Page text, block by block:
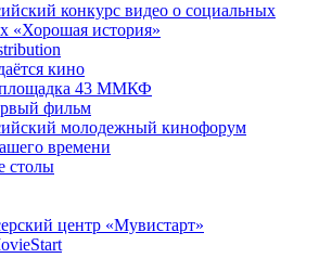
конкурс видео о социальных
«Хорошая история»
кино
площадка 43 ММКФ
фильм
молодежный кинофорум
времени
столы
центр «Мувистарт»